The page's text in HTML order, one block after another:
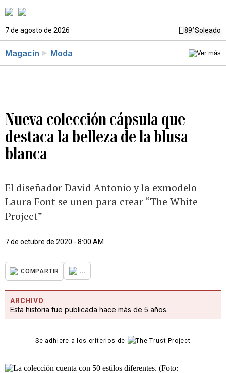
7 de agosto de 2026 89°Soleado
Magacín Moda
Nueva colección cápsula que
destaca la belleza de la blusa
blanca
El diseñador David Antonio y la exmodelo
Laura Font se unen para crear “The White
Project”
7 de octubre de 2020 - 8:00 AM
COMPARTIR ...
ARCHIVO
Esta historia fue publicada hace más de 5 años.
Se adhiere a los criterios de